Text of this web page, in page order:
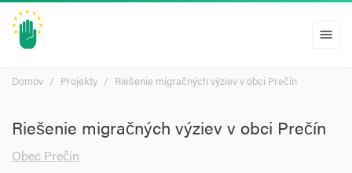
menu
Domov Projekty Riešenie migračných výziev v obci Prečín
Riešenie migračných výziev v obci Prečín
Obec Prečín